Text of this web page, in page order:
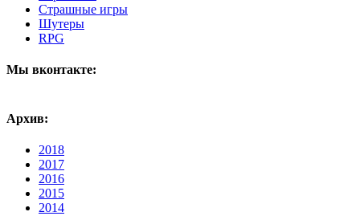
Страшные игры
Шутеры
RPG
Мы вконтакте:
Архив:
2018
2017
2016
2015
2014